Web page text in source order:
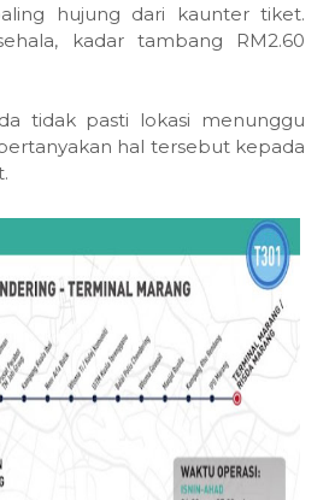
hujung dari kaunter tiket.
kadar tambang RM2.60
tidak pasti lokasi menunggu
hal tersebut kepada